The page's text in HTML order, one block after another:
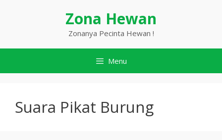
Zona Hewan
Zonanya Pecinta Hewan !
Menu
Suara Pikat Burung